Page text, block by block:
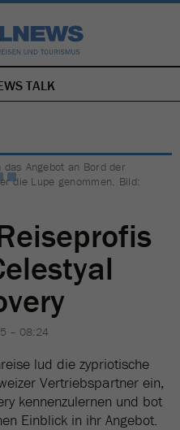
NAVIGATION
ÜBERSPRINGEN
TALK
Angebot an Bord der
die Lupe genommen. Bild:
– 08:24
lud die zypriotische
Vertriebspartner ein,
kennenzulernen und bot
Einblick in ihr Angebot.